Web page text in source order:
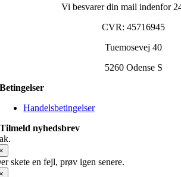
Vi besvarer din mail indenfor
CVR: 45716945
Tuemosevej 40
5260 Odense S
Betingelser
Handelsbetingelser
Tilmeld nyhedsbrev
skete en fejl, prøv igen senere.